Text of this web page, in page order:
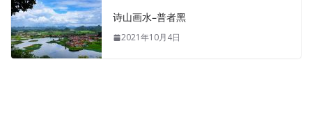
诗山画水–普者黑
2021年10月4日